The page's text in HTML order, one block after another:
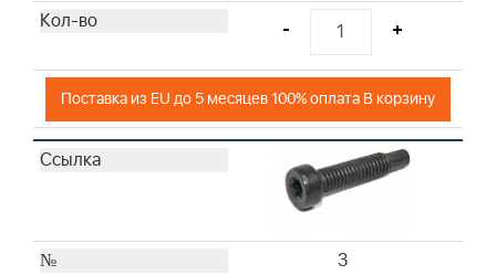
- +
Поставка из EU до 5 месяцев 100% оплата В корзину
3